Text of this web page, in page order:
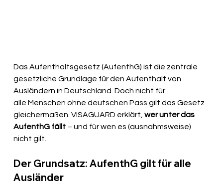
Das Aufenthaltsgesetz (AufenthG) ist die zentrale
gesetzliche Grundlage für den Aufenthalt von
Ausländern in Deutschland. Doch nicht für
alle Menschen ohne deutschen Pass gilt das Gesetz
gleichermaßen. VISAGUARD erklärt, wer unter das
AufenthG fällt – und für wen es (ausnahmsweise)
nicht gilt.
Der Grundsatz: AufenthG gilt für alle
Ausländer